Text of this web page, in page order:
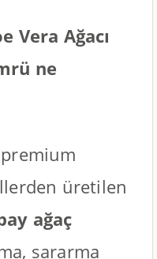
Vera Ağacı
ne
üretilen
ağaç
sararma